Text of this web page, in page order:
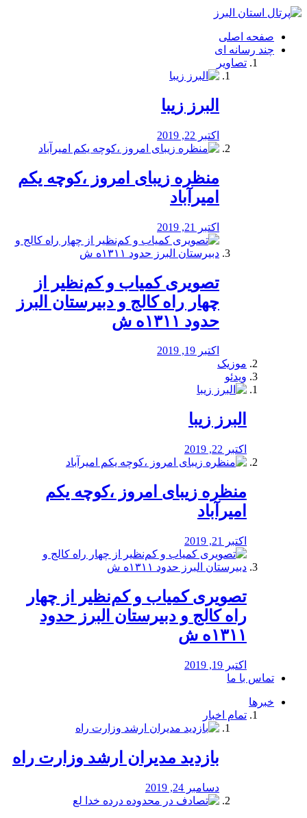
فصد
شرق
تهران
خشکشویی
صفحه اصلی
چند رسانه ای
تصاویر
البرز زیبا
اکتبر 22, 2019
منظره‌‌ زیبای امروز ،کوچه یکم
امیرآباد
اکتبر 21, 2019
️تصویری کمیاب و کم‌نظیر از
چهار راه كالج و دبيرستان البرز
حدود ۱۳۱۱ه ش
اکتبر 19, 2019
موزیک
ویدئو
البرز زیبا
اکتبر 22, 2019
منظره‌‌ زیبای امروز ،کوچه یکم
امیرآباد
اکتبر 21, 2019
️تصویری کمیاب و کم‌نظیر از چهار
راه كالج و دبيرستان البرز حدود
۱۳۱۱ه ش
اکتبر 19, 2019
تماس با ما
خبرها
تمام اخبار
بازدید مدیران ارشد وزارت راه
دسامبر 24, 2019